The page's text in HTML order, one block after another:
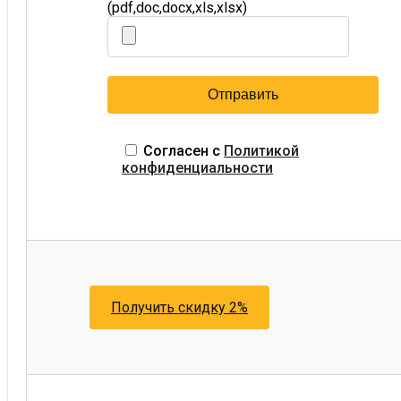
(pdf,doc,docx,xls,xlsx)
Согласен с Политикой
конфиденциальности
Получить скидку 2%